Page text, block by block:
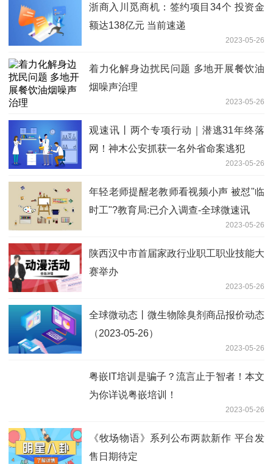
浙商入川觅商机：签约项目34个 投资金
额达138亿元 当前速递
2023-05-26
着力化解身边扰民问题 多地开展餐饮油
烟噪声治理
2023-05-26
观速讯丨两个专项行动｜潜逃31年终落
网！神木公安抓获一名外省命案逃犯
2023-05-26
年轻老师提醒老教师看视频小声 被怼"临
时工"?教育局:已介入调查-全球微速讯
2023-05-26
陕西汉中市首届家政行业职工职业技能大
赛举办
2023-05-26
全球微动态丨微生物除臭剂商品报价动态
（2023-05-26）
2023-05-26
粤嵌IT培训是骗子？流言止于智者！本文
为你详说粤嵌培训！
2023-05-26
《牧场物语》系列公布两款新作 平台发
售日期待定